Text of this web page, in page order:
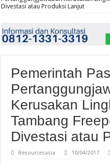
Divestasi atau Produksi Lanjut
Pemerintah
Kerusakan
Tambang
Divestasi atau
Resourcesasia 10/04/2017